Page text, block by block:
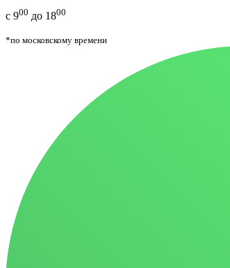
с 900 до 1800
*по московскому времени